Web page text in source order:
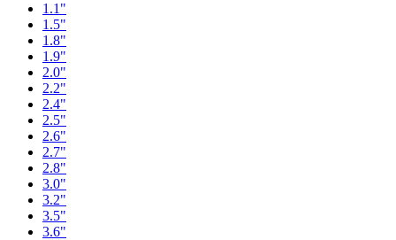
1.1"
1.5"
1.8"
1.9"
2.0"
2.2"
2.4"
2.5"
2.6"
2.7"
2.8"
3.0"
3.2"
3.5"
3.6"